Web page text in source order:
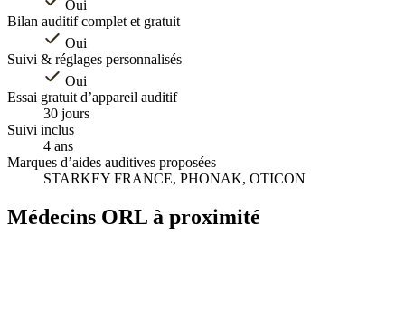
Oui
Bilan auditif complet et gratuit
Oui
Suivi & réglages personnalisés
Oui
Essai gratuit d’appareil auditif
30 jours
Suivi inclus
4 ans
Marques d’aides auditives proposées
STARKEY FRANCE, PHONAK, OTICON
Médecins ORL à proximité